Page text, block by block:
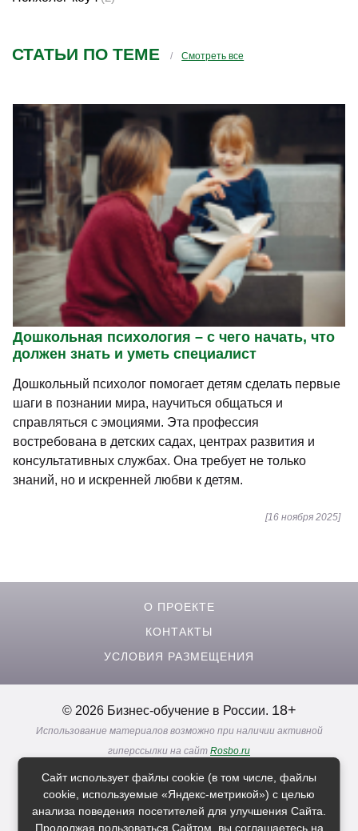
СТАТЬИ ПО ТЕМЕ Смотреть все
Дошкольная психология – с чего начать, что
должен знать и уметь специалист
Дошкольный психолог помогает детям сделать первые
шаги в познании мира, научиться общаться и
справляться с эмоциями. Эта профессия
востребована в детских садах, центрах развития и
консультативных службах. Она требует не только
знаний, но и искренней любви к детям.
[16 ноября 2025]
О ПРОЕКТЕ
КОНТАКТЫ
УСЛОВИЯ РАЗМЕЩЕНИЯ
© 2026 Бизнес-обучение в России. 18+
Использование материалов возможно при наличии активной
гиперссылки на сайт Rosbo.ru
Реклама. Информация о рекламодателях по ссылкам
Политика в отношении обработки персональных данных
Сайт использует файлы cookie (в том числе, файлы
cookie, используемые «Яндекс-метрикой») с целью
анализа поведения посетителей для улучшения Сайта.
Продолжая пользоваться Сайтом, вы соглашаетесь на